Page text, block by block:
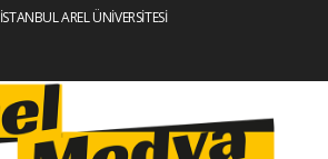
İSTANBUL AREL ÜNİVERSİTESİ